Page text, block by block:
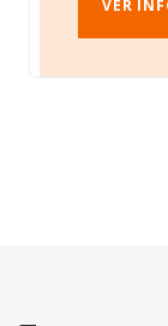
VER